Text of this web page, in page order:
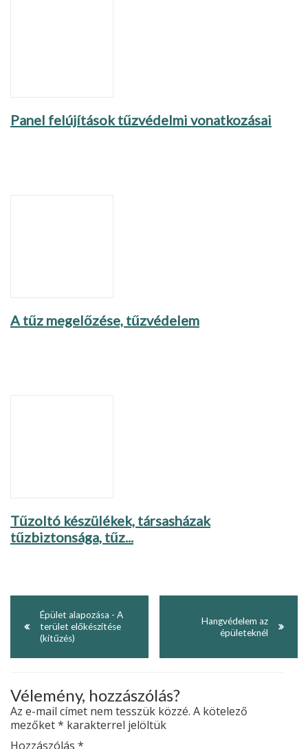
Panel felújítások tűzvédelmi vonatkozásai
A tűz megelőzése, tűzvédelem
Tűzoltó készülékek, társasházak
tűzbiztonsága, tűz...
Épület alapozása - A
terület előkészítése
(kitűzés)
Hangvédelem az
épületeknél
Vélemény, hozzászólás?
Az e-mail címet nem tesszük közzé. A kötelező
mezőket* karakterrel jelöltük
Hozzászólás *